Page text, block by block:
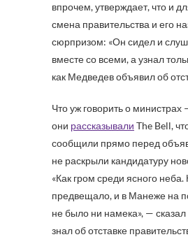
впрочем, утверждает, что и
смена правительства и его
сюрпризом: «Он сидел и
вместе со всеми, а узнал
как Медведев объявил об
Что уж говорить о министрах
они рассказывали The Bell,
сообщили прямо перед
не раскрыли кандидатуру
«Как гром среди ясного неба.
предвещало, и в Манеже на
не было ни намека», —
знал об отставке